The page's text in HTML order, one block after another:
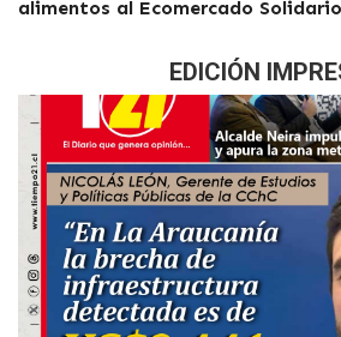
alimentos al Ecomercado
EDICIÓN